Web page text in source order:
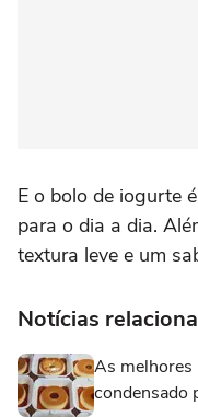
E o bolo de iogurte
para o dia a dia.
textura leve e um
Notícias
As melhores
condensado